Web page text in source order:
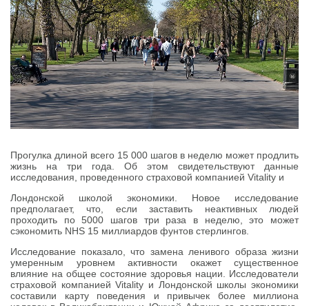
Прогулка длиной всего 15 000 шагов в неделю может продлить
жизнь на три года. Об этом свидетельствуют данные
исследования, проведенного страховой компанией Vitality и
Лондонской школой экономики. Новое исследование
предполагает, что, если заставить неактивных людей
проходить по 5000 шагов три раза в неделю, это может
сэкономить NHS 15 миллиардов фунтов стерлингов.
Исследование показало, что замена ленивого образа жизни
умеренным уровнем активности окажет существенное
влияние на общее состояние здоровья нации. Исследователи
страховой компанией Vitality и Лондонской школы экономики
составили карту поведения и привычек более миллиона